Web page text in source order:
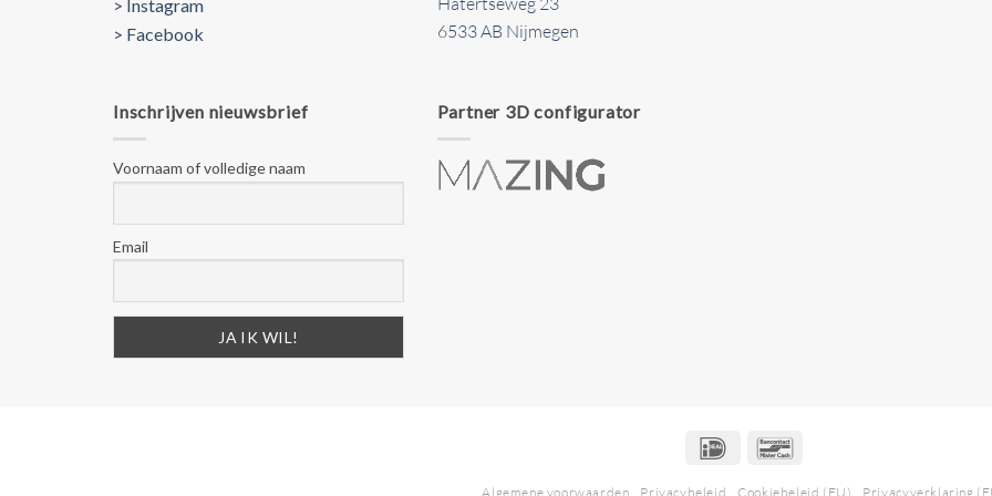
> Instagram
> Facebook
6533 AB Nijmegen
Inschrijven nieuwsbrief
Voornaam of volledige naam
Email
Partner 3D configurator
IDeal
Algemene voorwaarden Privacybeleid Cookiebeleid (EU) Privacyverklaring